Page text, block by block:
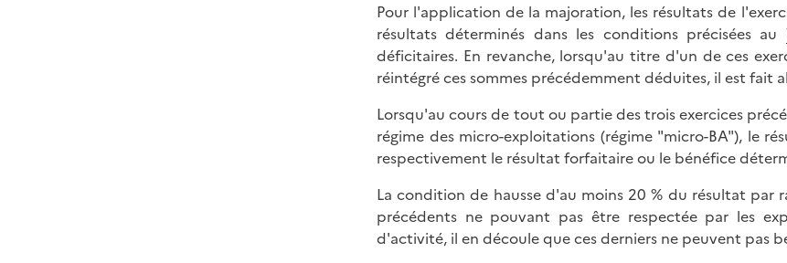
Pour l'application de la majoration, les résultats de
résultats déterminés dans les conditions précisées au
déficitaires. En revanche, lorsqu'au titre d'un de ces
réintégré ces sommes précédemment déduites, il est
Lorsqu'au cours de tout ou partie des trois exercices
régime des micro-exploitations (régime "micro-BA"), le
respectivement le résultat forfaitaire ou le bénéfice
La condition de hausse d'au moins 20 % du résultat par
précédents ne pouvant pas être respectée par les
d'activité, il en découle que ces derniers ne peuvent pas